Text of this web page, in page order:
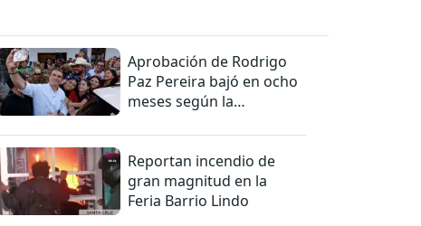
Aprobación de Rodrigo
Paz Pereira bajó en ocho
meses según la
Reportan incendio de
gran magnitud en la
Feria Barrio Lindo